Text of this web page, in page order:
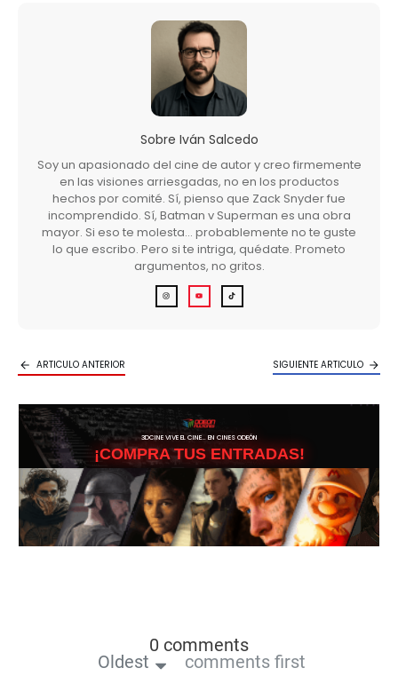
Sobre Iván Salcedo
Soy un apasionado del cine de autor y creo firmemente
en las visiones arriesgadas, no en los productos
hechos por comité. Sí, pienso que Zack Snyder fue
incomprendido. Sí, Batman v Superman es una obra
mayor. Si eso te molesta… probablemente no te guste
lo que escribo. Pero si te intriga, quédate. Prometo
argumentos, no gritos.
ARTICULO ANTERIOR SIGUIENTE ARTICULO
3DCINE VIVE EL CINE… EN CINES ODEÓN
¡COMPRA TUS ENTRADAS!
0 comments
Oldest comments first